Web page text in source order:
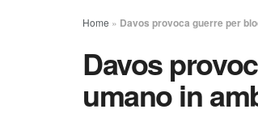
Home » Davos provoca guerre per
Davos
umano in